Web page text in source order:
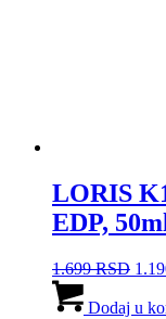
LORIS
EDP,
1.699RSD
je
Dodaj u